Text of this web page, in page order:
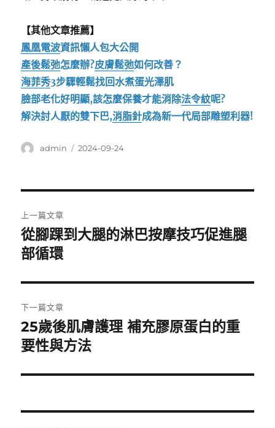
【其他文章推薦】
鳳凰電波資訊懶人包大公開
產後鬆弛怎麼辦?皮膚鬆弛如何改善？
海菲秀3步驟輕鬆找回水煮蛋光澤肌
臉部老化好明顯,該怎麼保養才能消除法令紋呢?
解決討人厭的雙下巴,消脂針成為新一代局部雕塑利器!
作
admin
發
2024-09-24
章
導
覽
上一篇文章
上
一
文
章:
從腳踝到大腿的淋巴按摩技巧促進腿
部循環
下一篇文章
下
一
文
25歲後肌膚護理 補充膠原蛋白的重
要性與方法